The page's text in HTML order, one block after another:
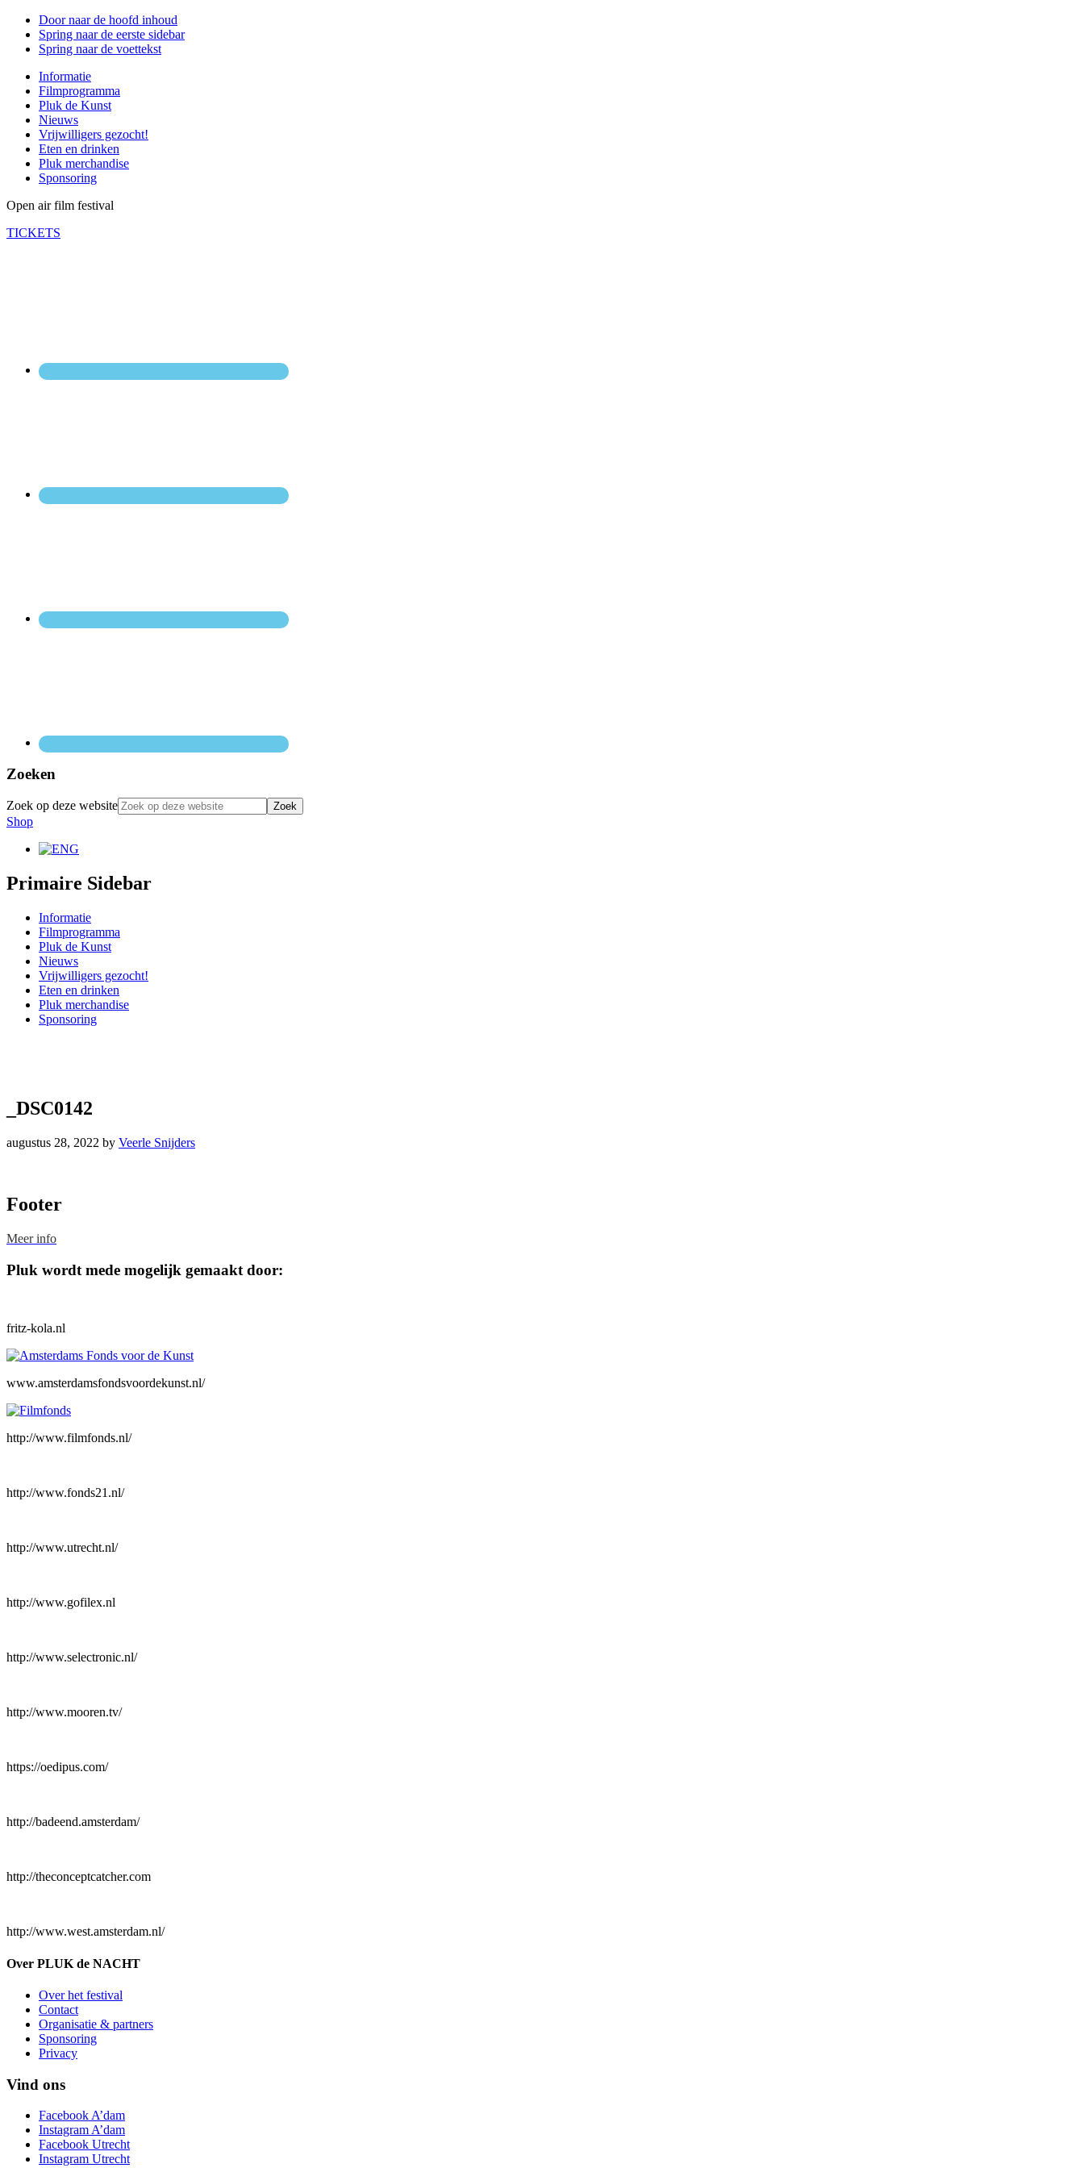
Door naar de hoofd inhoud
Spring naar de eerste sidebar
Spring naar de voettekst
Informatie
Filmprogramma
Pluk de Kunst
Nieuws
Vrijwilligers gezocht!
Eten en drinken
Pluk merchandise
Sponsoring
Open air film festival
TICKETS
Zoeken
Zoek op deze website
Shop
Primaire Sidebar
Informatie
Filmprogramma
Pluk de Kunst
Nieuws
Vrijwilligers gezocht!
Eten en drinken
Pluk merchandise
Sponsoring
_DSC0142
augustus 28, 2022 by Veerle Snijders
Footer
Meer info
Pluk wordt mede mogelijk gemaakt door:
fritz-kola.nl
www.amsterdamsfondsvoordekunst.nl/
http://www.filmfonds.nl/
http://www.fonds21.nl/
http://www.utrecht.nl/
http://www.gofilex.nl
http://www.selectronic.nl/
http://www.mooren.tv/
https://oedipus.com/
http://badeend.amsterdam/
http://theconceptcatcher.com
http://www.west.amsterdam.nl/
Over PLUK de NACHT
Over het festival
Contact
Organisatie & partners
Sponsoring
Privacy
Vind ons
Facebook A’dam
Instagram A’dam
Facebook Utrecht
Instagram Utrecht